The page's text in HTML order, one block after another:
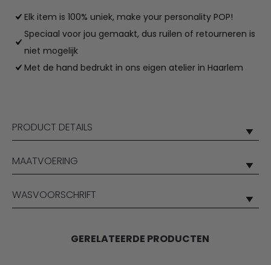
Elk item is 100% uniek, make your personality POP!
Speciaal voor jou gemaakt, dus ruilen of retourneren is
niet mogelijk
Met de hand bedrukt in ons eigen atelier in Haarlem
PRODUCT DETAILS
MAATVOERING
WASVOORSCHRIFT
GERELATEERDE PRODUCTEN